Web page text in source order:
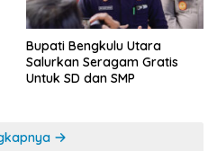
Bupati Bengkulu Utara
Salurkan Seragam Gratis
Untuk SD dan SMP